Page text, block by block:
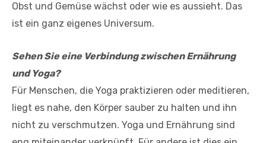
Obst und Gemüse wächst oder wie es aussieht. Das
ist ein ganz eigenes Universum.
Sehen Sie eine Verbindung zwischen Ernährung
und Yoga?
Für Menschen, die Yoga praktizieren oder meditieren,
liegt es nahe, den Körper sauber zu halten und ihn
nicht zu verschmutzen. Yoga und Ernährung sind